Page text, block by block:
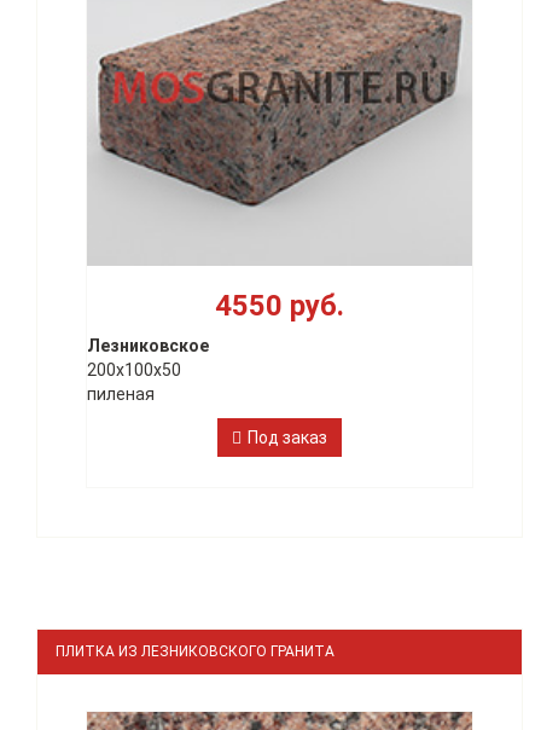
4550 руб.
Лезниковское
200х100х50
пиленая
Под заказ
ПЛИТКА ИЗ ЛЕЗНИКОВСКОГО ГРАНИТА